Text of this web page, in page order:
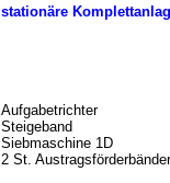
stationäre
Aufgabetrichter
Steigeband
Siebmaschine 1D
2 St. Austragsförderbänder